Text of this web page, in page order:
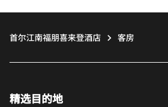
首尔江南福朋喜来登酒店 客房
精选目的地